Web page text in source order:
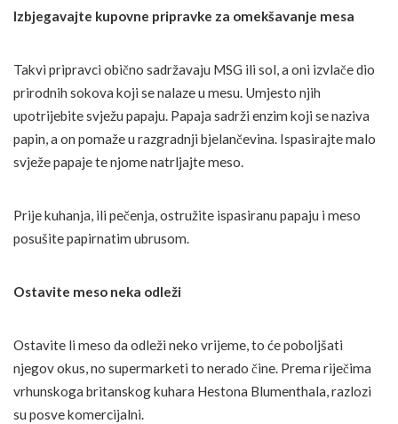
Izbjegavajte kupovne pripravke za omekšavanje mesa
Takvi pripravci obično sadržavaju MSG ili sol, a oni izvlače dio
prirodnih sokova koji se nalaze u mesu. Umjesto njih
upotrijebite svježu papaju. Papaja sadrži enzim koji se naziva
papin, a on pomaže u razgradnji bjelančevina. Ispasirajte malo
svježe papaje te njome natrljajte meso.
Prije kuhanja, ili pečenja, ostružite ispasiranu papaju i meso
posušite papirnatim ubrusom.
Ostavite meso neka odleži
Ostavite li meso da odleži neko vrijeme, to će poboljšati
njegov okus, no supermarketi to nerado čine. Prema riječima
vrhunskoga britanskog kuhara Hestona Blumenthala, razlozi
su posve komercijalni.